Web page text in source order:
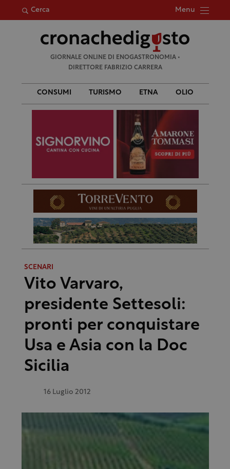
Cerca Menu
per:
GIORNALE ONLINE DI ENOGASTRONOMIA •
DIRETTORE FABRIZIO CARRERA
CONSUMI TURISMO ETNA OLIO
SCENARI
Vito Varvaro,
presidente Settesoli:
pronti per conquistare
Usa e Asia con la Doc
Sicilia
16 Luglio 2012